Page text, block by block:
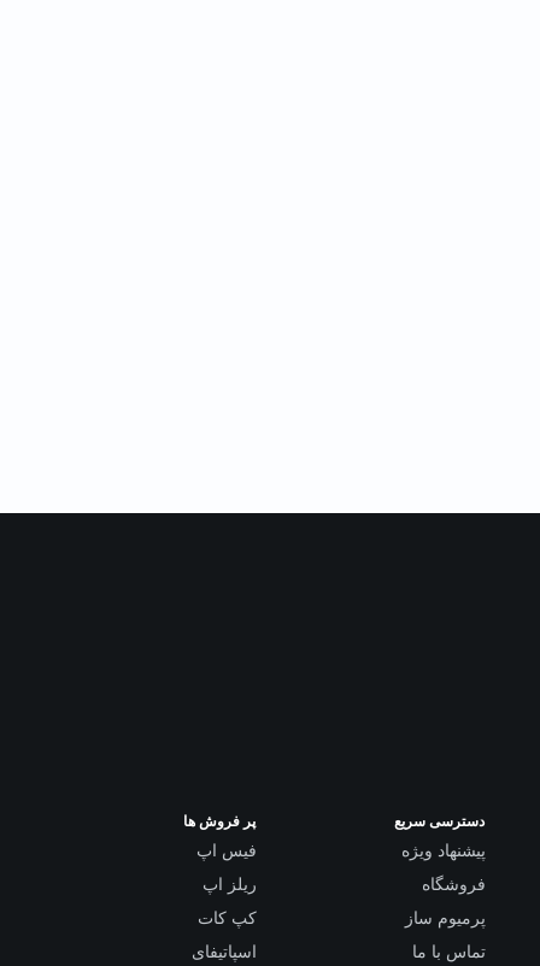
دسترسی سریع
پیشنهاد ویژه
فروشگاه
پرمیوم ساز
تماس با ما
پر فروش ها
فیس اپ
ریلز اپ
کپ کات
اسپاتیفای